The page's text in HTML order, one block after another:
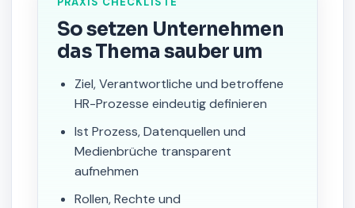
So setzen Unternehmen
das Thema sauber um
Ziel, Verantwortliche und betroffene
HR-Prozesse eindeutig definieren
Ist Prozess, Datenquellen und
Medienbrüche transparent
aufnehmen
Rollen, Rechte und